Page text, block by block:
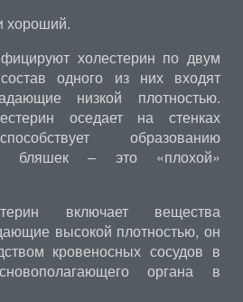
хороший.
холестерин по двум
одного из них входят
низкой плотностью.
оседает на стенках
образованию
бляшек – это «плохой»
включает вещества
высокой плотностью, он
кровеносных сосудов в
органа в